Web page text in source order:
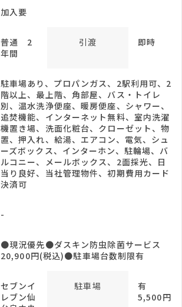
加入要
普通 2
年間
引渡 即時
駐車場あり、プロパンガス、2駅利用可、2
階以上、最上階、角部屋、バス・トイレ
別、温水洗浄便座、暖房便座、シャワー、
追焚機能、インターネット無料、室内洗濯
機置き場、洗面化粧台、クローゼット、物
置、押入れ、給湯、エアコン、電気、シュ
ーズボックス、インターホン、駐輪場、バ
ルコニー、メールボックス、2面採光、日
当り良好、当社管理物件、初期費用カード
決済可
-
●現況優先●ダスキン防虫除菌サービス
20,900円(税込)●駐車場台数制限有
セブンイ
レブン仙
駐車場
有
5,500円